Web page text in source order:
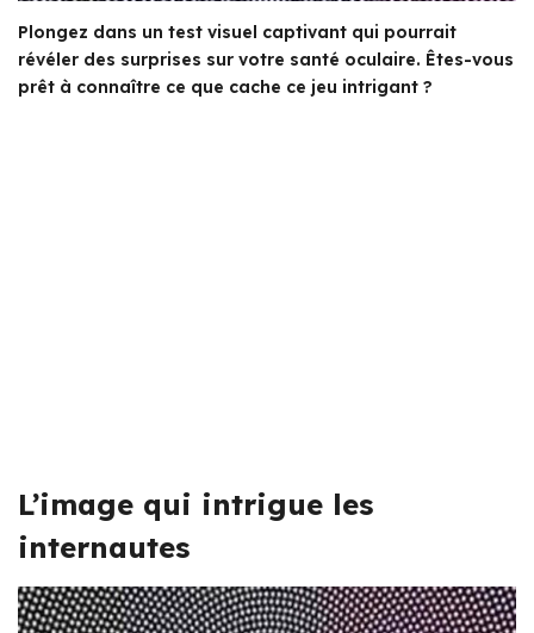
Plongez dans un test visuel captivant qui pourrait
révéler des surprises sur votre santé oculaire. Êtes-vous
prêt à connaître ce que cache ce jeu intrigant ?
L’image qui intrigue les
internautes